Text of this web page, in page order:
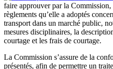
faire approuver par la
règlements qu’elle a adoptés
transport dans un marché public,
mesures disciplinaires, la
courtage et les frais de courtage.
La Commission s’assure de la
présentés, afin de permettre un